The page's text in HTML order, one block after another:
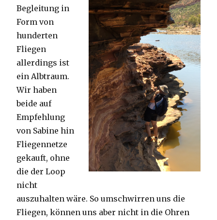
Begleitung in
Form von
hunderten
Fliegen
allerdings ist
ein Albtraum.
Wir haben
beide auf
Empfehlung
von Sabine hin
Fliegennetze
gekauft, ohne
die der Loop
nicht
auszuhalten wäre. So umschwirren uns die
Fliegen, können uns aber nicht in die Ohren